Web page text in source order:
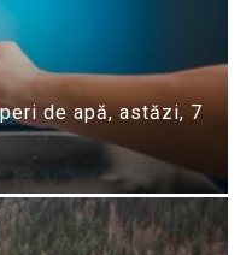
de apă, astăzi, 7